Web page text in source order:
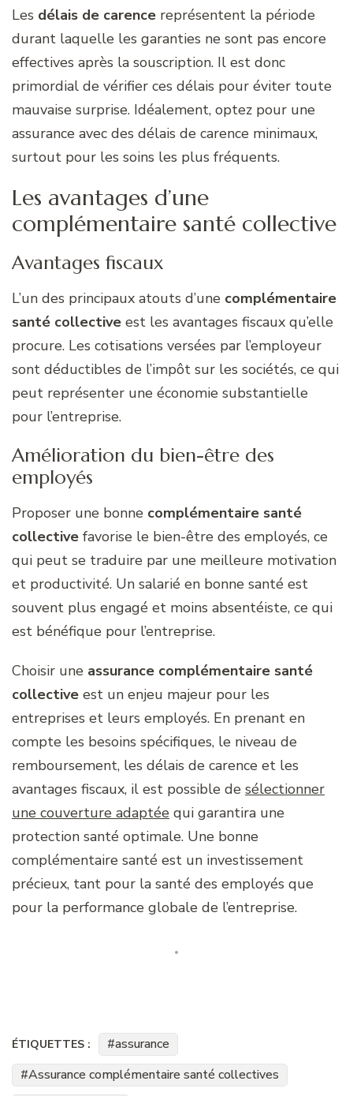
Les délais de carence représentent la période
durant laquelle les garanties ne sont pas encore
effectives après la souscription. Il est donc
primordial de vérifier ces délais pour éviter toute
mauvaise surprise. Idéalement, optez pour une
assurance avec des délais de carence minimaux,
surtout pour les soins les plus fréquents.
Les avantages d’une
complémentaire santé collective
Avantages fiscaux
L’un des principaux atouts d’une complémentaire
santé collective est les avantages fiscaux qu’elle
procure. Les cotisations versées par l’employeur
sont déductibles de l’impôt sur les sociétés, ce qui
peut représenter une économie substantielle
pour l’entreprise.
Amélioration du bien-être des
employés
Proposer une bonne complémentaire santé
collective favorise le bien-être des employés, ce
qui peut se traduire par une meilleure motivation
et productivité. Un salarié en bonne santé est
souvent plus engagé et moins absentéiste, ce qui
est bénéfique pour l’entreprise.
Choisir une assurance complémentaire santé
collective est un enjeu majeur pour les
entreprises et leurs employés. En prenant en
compte les besoins spécifiques, le niveau de
remboursement, les délais de carence et les
avantages fiscaux, il est possible de sélectionner
une couverture adaptée qui garantira une
protection santé optimale. Une bonne
complémentaire santé est un investissement
précieux, tant pour la santé des employés que
pour la performance globale de l’entreprise.
ÉTIQUETTES :
assurance
Assurance complémentaire santé collectives